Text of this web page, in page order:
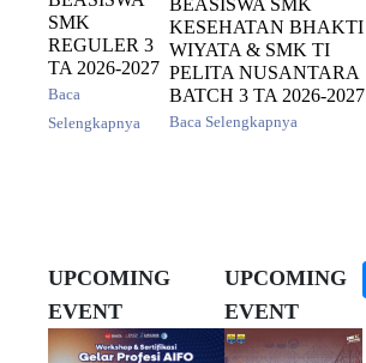
SMK
REGULER 3
TA 2026-2027
Baca
Selengkapnya
BEASISWA SMK
KESEHATAN BHAKTI
WIYATA & SMK TI
PELITA NUSANTARA
BATCH 3 TA 2026-2027
Baca Selengkapnya
UPCOMING
EVENT
UPCOMING
EVENT